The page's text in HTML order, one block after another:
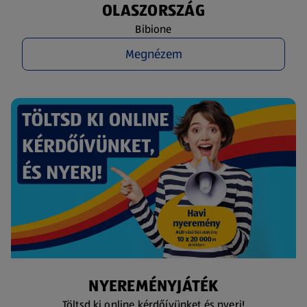
OLASZORSZÁG
Bibione
Megnézem
NYEREMÉNYJÁTÉK